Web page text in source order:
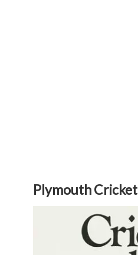
Plymouth Cricket